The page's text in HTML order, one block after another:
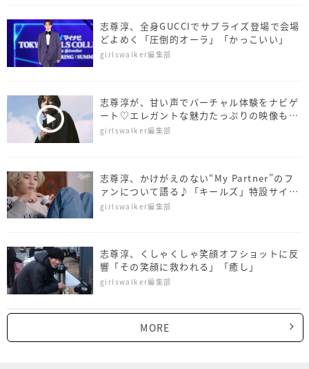
志尊淳、全身GUCCIでサプライズ登場で会場
どよめく「圧倒的オーラ」「かっこいい」
girlswalker編集部
志尊淳が、甘い声でバーチャル体験をナビゲ
ート♡エレガントな魅力たっぷりの映像も公
開
girlswalker編集部
志尊淳、かけがえのない“My Partner”のフ
ァンについて語る♪「キールズ」特設サイト
で公開中
girlswalker編集部
志尊淳、くしゃくしゃ笑顔オフショットに反
響「その笑顔に救われる」「癒し」
girlswalker編集部
MORE